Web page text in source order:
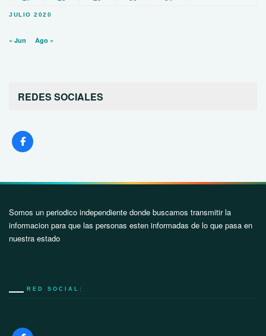
JULIO 2020
« Jun Ago »
REDES SOCIALES
Somos un periodico independiente donde buscamos transmitir la
informacion para que las personas esten informadas de lo que pasa en
nuestra estado
RED SOCIAL: